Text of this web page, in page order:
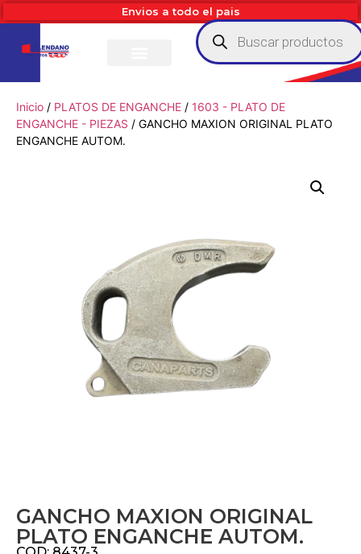
Envios a todo el pais
Inicio / PLATOS DE ENGANCHE / 1603 - PLATO DE
ENGANCHE - PIEZAS / GANCHO MAXION ORIGINAL PLATO
ENGANCHE AUTOM.
GANCHO MAXION ORIGINAL
PLATO ENGANCHE AUTOM.